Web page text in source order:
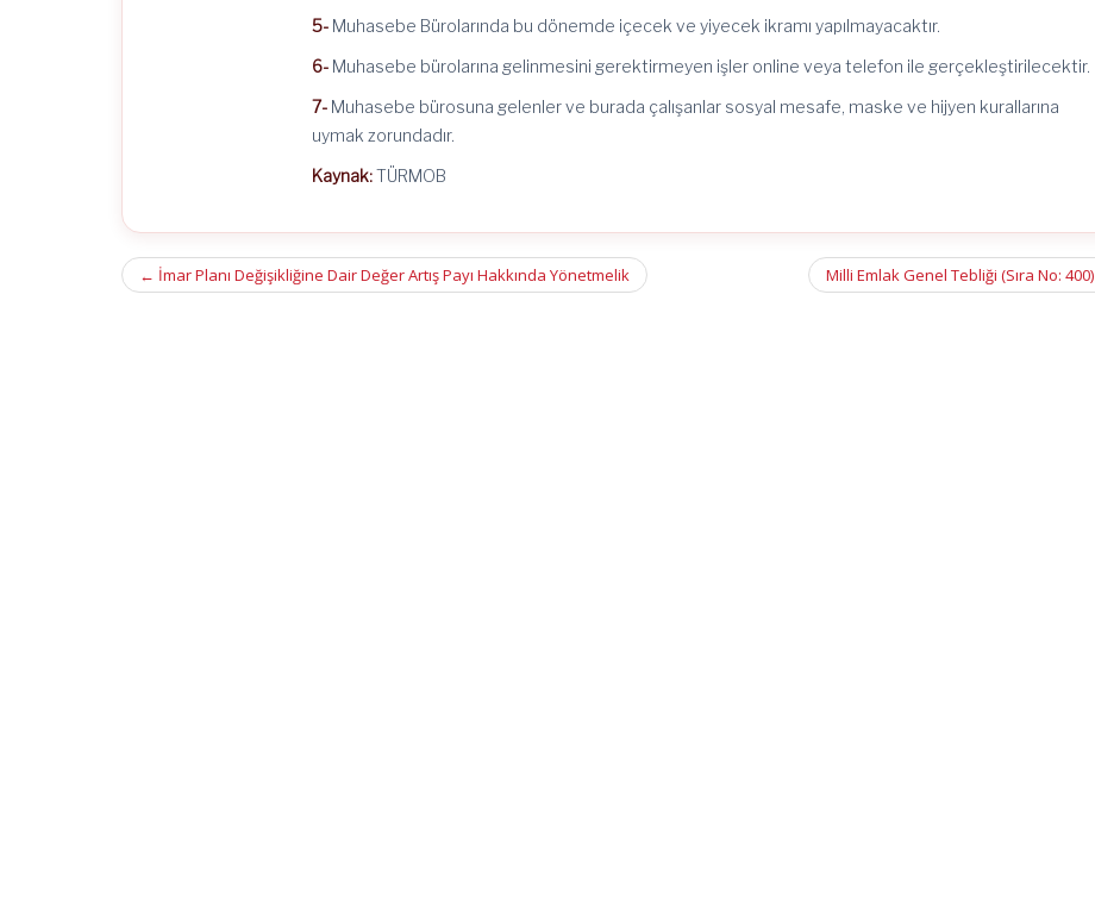
5- Muhasebe Bürolarında bu dönemde içecek ve yiyecek ikramı yapılmayacaktır.
6- Muhasebe bürolarına gelinmesini gerektirmeyen işler online veya telefon ile gerçekleştirilecektir.
7- Muhasebe bürosuna gelenler ve burada çalışanlar sosyal mesafe, maske ve hijyen kurallarına
uymak zorundadır.
Kaynak:TÜRMOB
Post
← İmar Planı Değişikliğine Dair Değer Artış Payı Hakkında Yönetmelik Milli Emlak Genel Tebliği (Sıra No: 400)